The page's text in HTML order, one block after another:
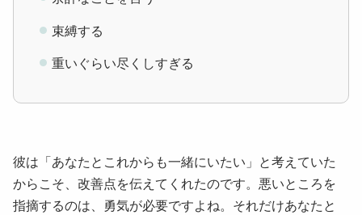
束縛する
重いぐらい尽くしすぎる
彼は「あなたとこれからも一緒にいたい」と考えていた
からこそ、改善点を伝えてくれたのです。悪いところを
指摘するのは、勇気が必要ですよね。それだけあなたと